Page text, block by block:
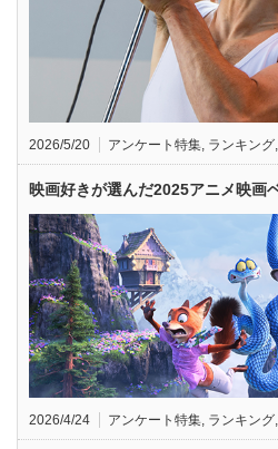
2026/5/20 アンケート特集 ランキング
映画好きが選んだ2025アニメ映画
2026/4/24 アンケート特集, ランキング,